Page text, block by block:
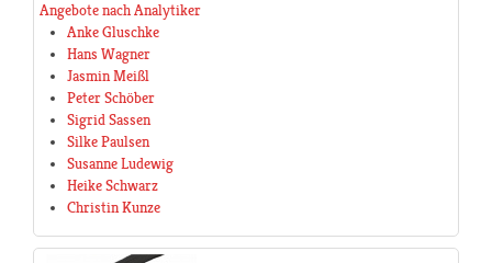
Angebote nach Analytiker
Anke Gluschke
Hans Wagner
Jasmin Meißl
Peter Schöber
Sigrid Sassen
Silke Paulsen
Susanne Ludewig
Heike Schwarz
Christin Kunze